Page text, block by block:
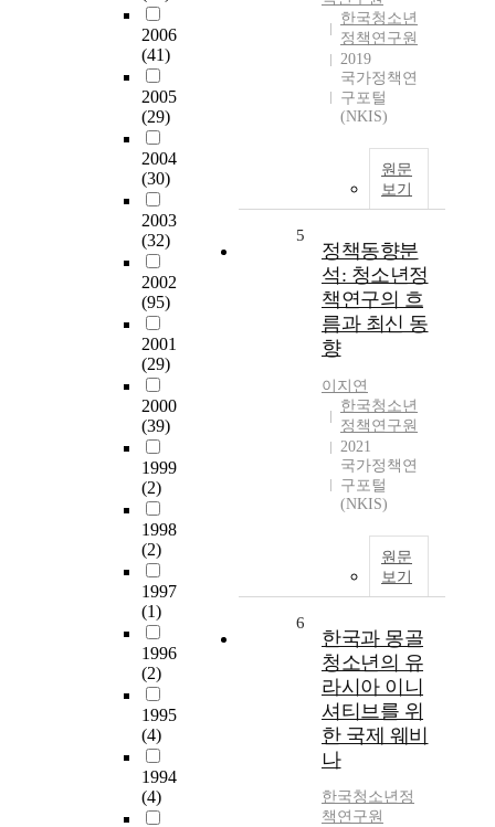
2006
(41)
2005
(29)
2004
(30)
2003
(32)
2002
(95)
2001
(29)
2000
(39)
1999
(2)
1998
(2)
1997
(1)
1996
(2)
1995
(4)
1994
(4)
한국청소년
정책연구원
2019
국가정책연
구포털
(NKIS)
원문
보기
5
정책동향분
석: 청소년정
책연구의 흐
름과 최신 동
향
이지연
한국청소년
정책연구원
2021
국가정책연
구포털
(NKIS)
원문
보기
6
한국과 몽골
청소년의 유
라시아 이니
셔티브를 위
한 국제 웨비
나
한국청소년정
책연구원